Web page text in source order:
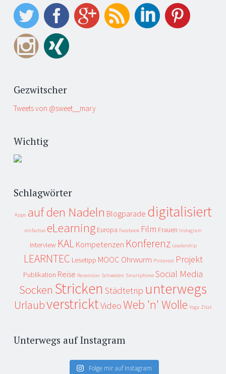
Gezwitscher
Tweets von @sweet__mary
Wichtig
Schlagwörter
Apps auf den Nadeln Blogparade digitalisiert
einfachso eLearning Europa Facebook Film Frauen Instagram
Interview KAL Kompetenzen Konferenz Leadership
LEARNTEC Lesetipp MOOC Ohrwurm Pinterest Projekt
Publikation Reise Rezension Schweden Smartphone Social Media
Socken Stricken Städtetrip unterwegs
UrlaubverstricktVideoWeb 'n' Wolle Yoga Zitat
Unterwegs auf Instagram
Folge mir auf Instagram